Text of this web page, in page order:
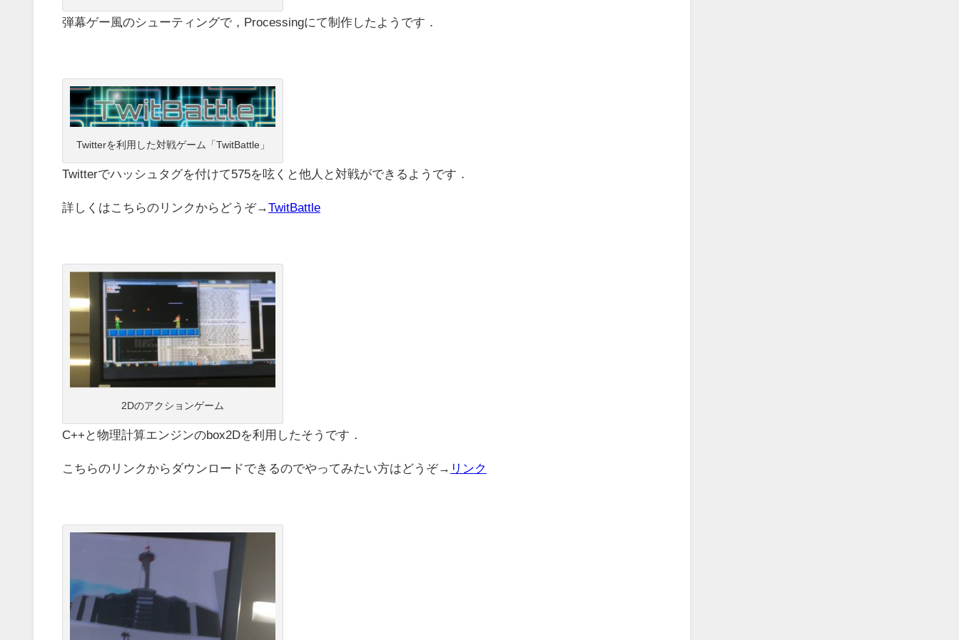
弾幕ゲー風のシューティングで，Processingにて制作したようです．
Twitterを利用した対戦ゲーム「TwitBattle」
Twitterでハッシュタグを付けて575を呟くと他人と対戦ができるようです．
詳しくはこちらのリンクからどうぞ→TwitBattle
2Dのアクションゲーム
C++と物理計算エンジンのbox2Dを利用したそうです．
こちらのリンクからダウンロードできるのでやってみたい方はどうぞ→ リンク